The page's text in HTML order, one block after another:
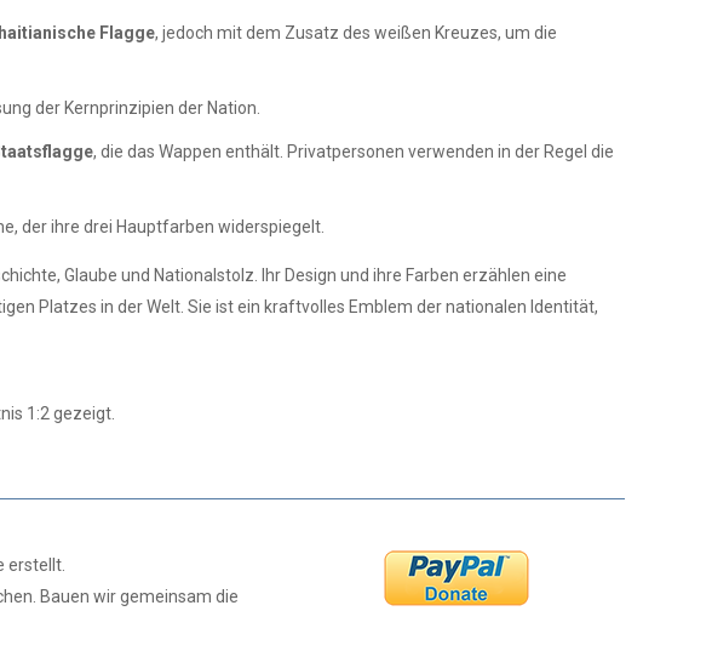
haitianische Flagge, jedoch mit dem Zusatz des weißen Kreuzes, um die
der Kernprinzipien der Nation.
, die das Wappen enthält. Privatpersonen verwenden in der Regel die
der ihre drei Hauptfarben widerspiegelt.
Glaube und Nationalstolz. Ihr Design und ihre Farben erzählen eine
Platzes in der Welt. Sie ist ein kraftvolles Emblem der nationalen Identität,
1:2 gezeigt.
erstellt.
Bauen wir gemeinsam die